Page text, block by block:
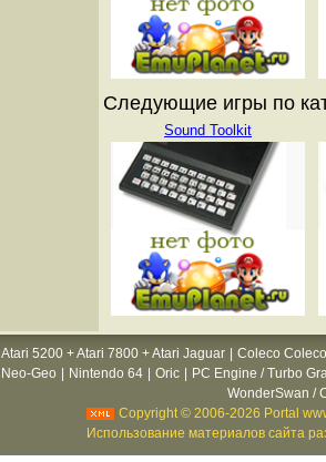
Следующие игры по
Sound Toolkit
Atari 5200 + Atari 7800 + Atari Jaguar
Coleco
Neo-Geo Nintendo 64 Oric
PC Engine / Turbo
WonderSwan /
Copyright © 2006-2026 Portal
Использование материалов сайта